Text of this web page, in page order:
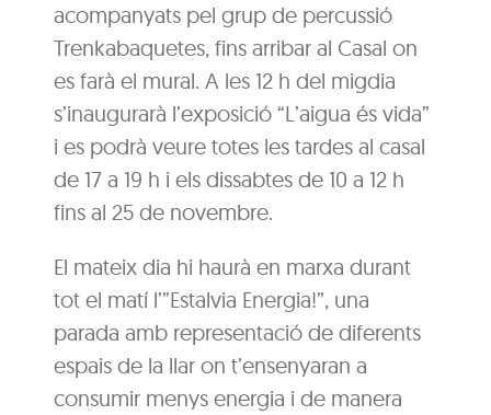
acompanyats pel grup de percussió
Trenkabaquetes, fins arribar al Casal on
es farà el mural. A les 12 h del migdia
s’inaugurarà l’exposició “L’aigua és vida”
i es podrà veure totes les tardes al casal
de 17 a 19 h i els dissabtes de 10 a 12 h
fins al 25 de novembre.
El mateix dia hi haurà en marxa durant
tot el matí l’”Estalvia Energia!”, una
parada amb representació de diferents
espais de la llar on t’ensenyaran a
consumir menys energia i de manera